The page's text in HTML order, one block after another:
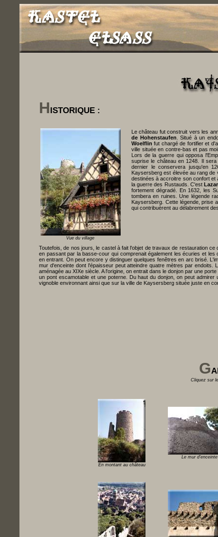
HISTORIQUE :
Vue du village
Le château fut construit vers les
de Hohenstaufen . Situé à un
Woelflin fut chargé de fortifier et
ville située en contre-bas et pas
Lors de la guerre qui opposa
suprise le château en 1248. Il
dernier le conservera jusqu'en
Kaysersberg est élevée au rang de
destinées à accroitre son confort et
la guerre des Rustauds. C'est
fortement dégradé. En 1632, les
tombera en ruines. Une légende
Kaysersberg. Cette légende, prise
qui contribuèrent au délabrement
Toutefois, de nos jours, le castel à fait l'objet de travaux de restauration
en passant par la basse-cour qui comprenait également les écuries et
en entrant. On peut encore y distinguer quelques fenêtres en arc brisé.
mur d'enceinte dont l'épaisseur peut atteindre quatre mètres par
aménagée au XIXe siècle. A l'origine, on entrait dans le donjon par une
un pont escamotable et une poterne. Du haut du donjon, on peut
vignoble environnant ainsi que sur la ville de Kaysersberg située juste en
G
Cliquez sur
En montant au château
Le mur d'enceinte